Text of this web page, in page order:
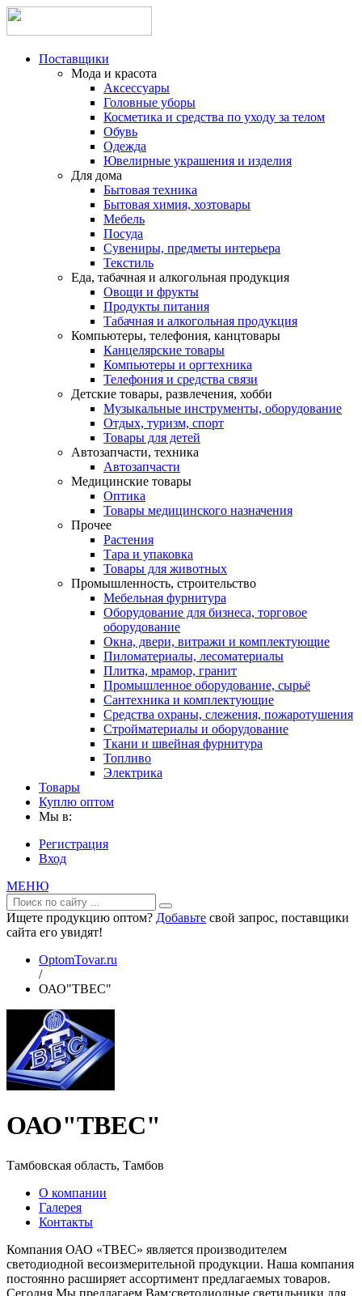
Поставщики
Мода и красота
Аксессуары
Головные уборы
Косметика и средства по уходу за телом
Обувь
Одежда
Ювелирные украшения и изделия
Для дома
Бытовая техника
Бытовая химия, хозтовары
Мебель
Посуда
Сувениры, предметы интерьера
Текстиль
Еда, табачная и алкогольная продукция
Овощи и фрукты
Продукты питания
Табачная и алкогольная продукция
Компьютеры, телефония, канцтовары
Канцелярские товары
Компьютеры и оргтехника
Телефония и средства связи
Детские товары, развлечения, хобби
Музыкальные инструменты, оборудование
Отдых, туризм, спорт
Товары для детей
Автозапчасти, техника
Автозапчасти
Медицинские товары
Оптика
Товары медицинского назначения
Прочее
Растения
Тара и упаковка
Товары для животных
Промышленность, строительство
Мебельная фурнитура
Оборудование для бизнеса, торговое
оборудование
Окна, двери, витражи и комплектующие
Пиломатериалы, лесоматериалы
Плитка, мрамор, гранит
Промышленное оборудование, сырьё
Сантехника и комплектующие
Средства охраны, слежения, пожаротушения
Стройматериалы и оборудование
Ткани и швейная фурнитура
Топливо
Электрика
Товары
Куплю оптом
Мы в:
Регистрация
Вход
МЕНЮ
Ищете продукцию оптом? Добавьте свой запрос, поставщики
сайта его увидят!
OptomTovar.ru
/
ОАО"ТВЕС"
ОАО"ТВЕС"
Тамбовская область, Тамбов
О компании
Галерея
Контакты
Компания ОАО «ТВЕС» является производителем
светодиодной весоизмерительной продукции. Наша компания
постоянно расширяет ассортимент предлагаемых товаров.
Сегодня Мы предлагаем Вам:светодиодные светильники для